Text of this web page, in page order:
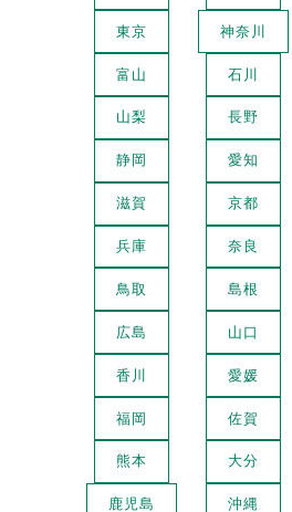
東京 神奈川
富山 石川
山梨 長野
静岡 愛知
滋賀 京都
兵庫 奈良
鳥取 島根
広島 山口
香川 愛媛
福岡 佐賀
熊本 大分
鹿児島 沖縄